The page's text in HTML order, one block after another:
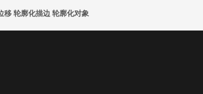
移 轮廓化描边 轮廓化对象